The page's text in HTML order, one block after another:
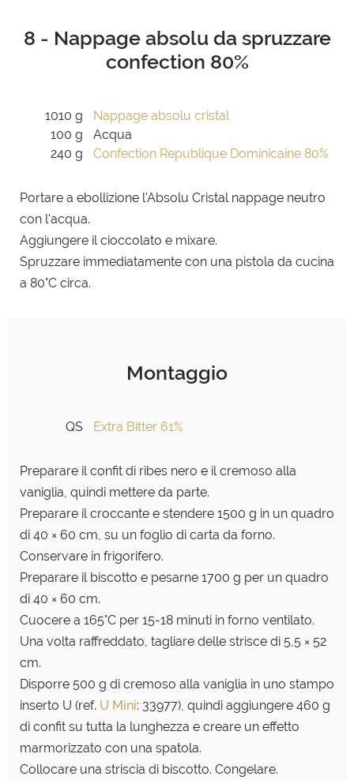
8 - Nappage absolu da spruzzare
confection 80%
1010 g
Nappage absolu cristal
100 g
Acqua
240 g
Confection Republique Dominicaine 80%
Portare a ebollizione l'Absolu Cristal nappage neutro
con l'acqua.
Aggiungere il cioccolato e mixare.
Spruzzare immediatamente con una pistola da cucina
a 80°C circa.
Montaggio
QS Extra Bitter 61%
Preparare il confit di ribes nero e il cremoso alla
vaniglia, quindi mettere da parte.
Preparare il croccante e stendere 1500 g in un quadro
di 40 × 60 cm, su un foglio di carta da forno.
Conservare in frigorifero.
Preparare il biscotto e pesarne 1700 g per un quadro
di 40 × 60 cm.
Cuocere a 165°C per 15-18 minuti in forno ventilato.
Una volta raffreddato, tagliare delle strisce di 5,5 × 52
cm.
Disporre 500 g di cremoso alla vaniglia in uno stampo
inserto U (ref. U Mini: 33977), quindi aggiungere 460 g
di confit su tutta la lunghezza e creare un effetto
marmorizzato con una spatola.
Collocare una striscia di biscotto. Congelare.